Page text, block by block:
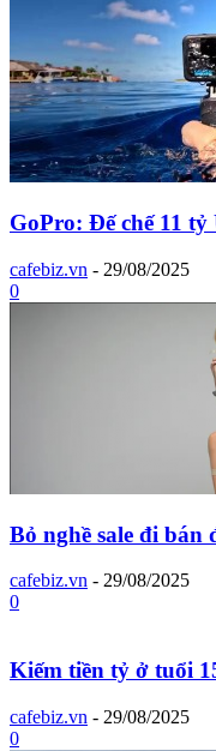
GoPro: Đế chế 11
cafebiz.vn - 29/08/2025
0
Bỏ nghề sale đi bán
cafebiz.vn - 29/08/2025
0
Kiếm tiền tỷ ở tuổi
cafebiz.vn - 29/08/2025
0